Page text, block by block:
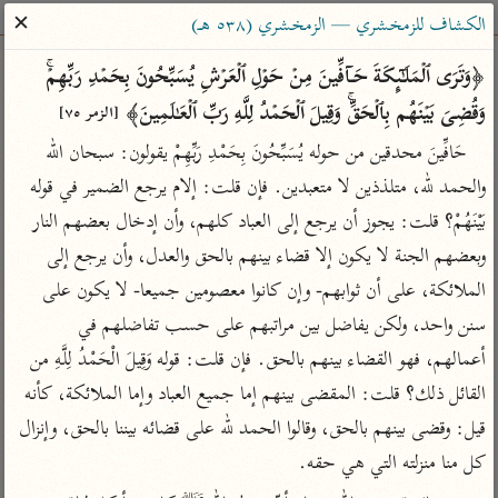
ساهم معنا في نشر القرآن والعلم الشرعي
الباحث القرآني
بحث تفسير مصاحف معاجم
Type 2 or more characters for results.
Type 1 or more
characters for results.
أمّهات
تفسير الطبري
تفسير ابن كثير
تفسير القرطبي
تفسير البغوي
عامّة
فتح البيان للقنوجي
فتح القدير للشوكاني
تفسير ابن جزي
موسوعات
معاصرة
الميسر
المختصر في
التفسير
تفسير السعدي
الكشاف للزمخشري — الزمخشري (٥٣٨ هـ)
✕
وَقُضِیَ بَیۡنَهُم بِٱلۡحَقِّۚ وَقِیلَ ٱلۡحَمۡدُ لِلَّهِ رَبِّ ٱلۡعَـٰلَمِینَ﴾ [الزمر ٧٥]
بَيْنَهُمْ؟ قلت: يجوز أن يرجع إلى العباد كلهم، وأن إدخال بعضهم النار
كل منا منزلته التي هي حقه.